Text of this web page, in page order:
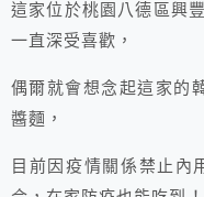
這家位於桃園八德區興
一直深受喜歡，
偶爾就會想念起這家的
醬麵，
目前因疫情關係禁止內